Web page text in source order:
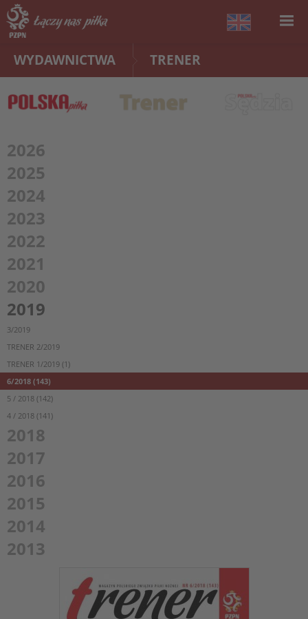
WYDAWNICTWA TRENER
2026
2025
2024
2023
2022
2021
2020
2019
3/2019
TRENER 2/2019
TRENER 1/2019 (1)
6/2018 (143)
5 / 2018 (142)
4 / 2018 (141)
2018
2017
2016
2015
2014
2013